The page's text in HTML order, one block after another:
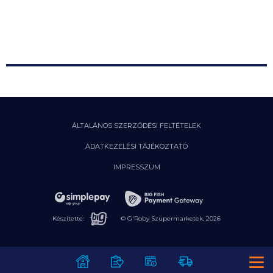
ÁLTALÁNOS SZERZŐDÉSI FELTÉTELEK
ADATKEZELÉSI TÁJÉKOZTATÓ
IMPRESSZUM
Készítette: © G'Roby Szupermarketek, 2026